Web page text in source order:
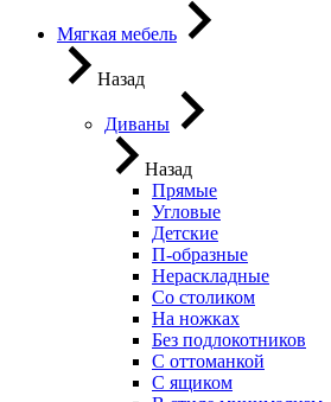
Мягкая мебель
Назад
Диваны
Назад
Прямые
Угловые
Детские
П-образные
Нераскладные
Со столиком
На ножках
Без подлокотников
С оттоманкой
С ящиком